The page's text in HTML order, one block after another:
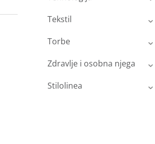
Tekstil
Torbe
Zdravlje i osobna njega
Stilolinea